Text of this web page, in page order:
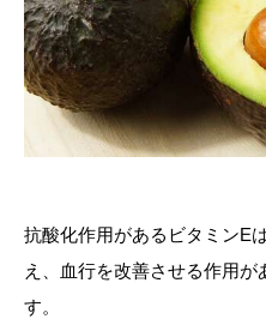
抗酸化作用があるビタミンE
え、血行を改善させる作用が
す。